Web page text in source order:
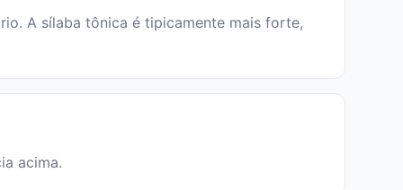
A sílaba tônica é tipicamente mais forte,
acima.